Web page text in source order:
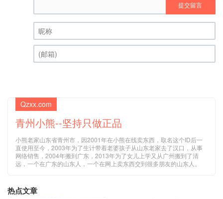
提交留言
昵称 (必填)
Qzxx.com
青州小熊--坚持只做正品
小熊老家山东省青州市，因2001年在小熊在线卖东西，取名这个ID后一
直使用至今，2003年为了生计带着老婆孩子从山东老家去了汉口，从事
网络销售，2004年搬到广东，2013年为了女儿上学又从广州搬到了清
远，一个在广东的山东人，一个在网上卖东西交到很多朋友的山东人。
热点文章